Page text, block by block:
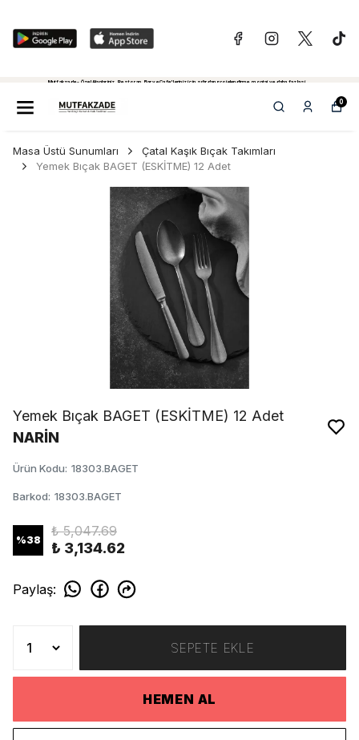
Mutfakzade - Özel Alanlariniz, Restoran, Bar ve Cafe'leriniz için sıfırdan projelendirme, montaj ve daha fazlasi...
0
Masa Üstü Sunumları
Çatal Kaşık Bıçak Takımları
Yemek Bıçak BAGET (ESKİTME) 12 Adet
Yemek Bıçak BAGET (ESKİTME) 12 Adet
NARİN
Ürün Kodu: 18303.BAGET
Barkod: 18303.BAGET
%38
₺ 5,047.69
₺ 3,134.62
Paylaş:
SEPETE EKLE
HEMEN AL